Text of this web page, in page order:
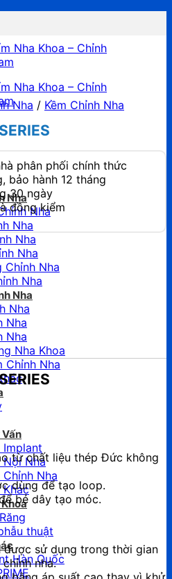
Nha
Nha
Nha
Nha
Nha
Chỉnh Nha
Nha
Nha
Nha
Nha
Nha
Nha Khoa
Chỉnh Nha
Implant
Nội Nha
Nha
Khác
thuật
Hàn Quốc
Nha / Kềm Chỉnh Nha
phân phối chính thức
bảo hành 12 tháng
30 ngày
đồng kiểm
từ chất liệu thép Đức không
dùng để tạo loop.
bẻ dây tạo móc.
được sử dụng trong thời gian
nha.